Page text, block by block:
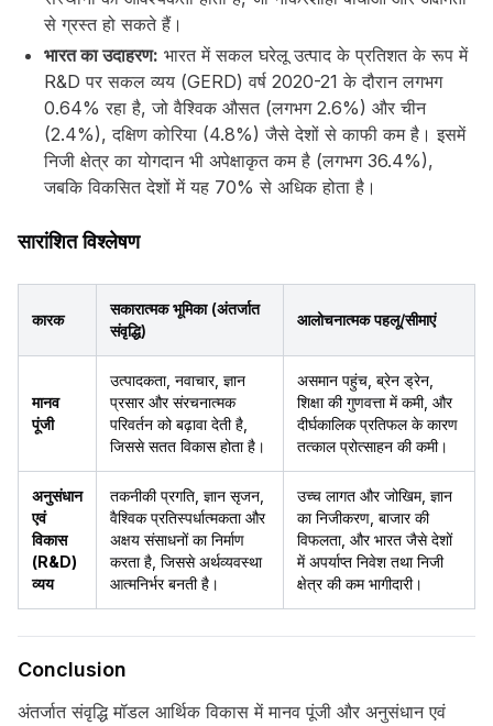
से ग्रस्त हो सकते हैं।
भारत का उदाहरण: भारत में सकल घरेलू उत्पाद के प्रतिशत के रूप में
R&D पर सकल व्यय (GERD) वर्ष 2020-21 के दौरान लगभग
0.64% रहा है, जो वैश्विक औसत (लगभग 2.6%) और चीन
(2.4%), दक्षिण कोरिया (4.8%) जैसे देशों से काफी कम है। इसमें
निजी क्षेत्र का योगदान भी अपेक्षाकृत कम है (लगभग 36.4%),
जबकि विकसित देशों में यह 70% से अधिक होता है।
सारांशित विश्लेषण
कारक
सकारात्मक भूमिका (अंतर्जात
संवृद्धि)
आलोचनात्मक पहलू/सीमाएं
मानव
पूंजी
उत्पादकता, नवाचार, ज्ञान
प्रसार और संरचनात्मक
परिवर्तन को बढ़ावा देती है,
जिससे सतत विकास होता है।
असमान पहुंच, ब्रेन ड्रेन,
शिक्षा की गुणवत्ता में कमी, और
दीर्घकालिक प्रतिफल के कारण
तत्काल प्रोत्साहन की कमी।
अनुसंधान
एवं
विकास
(R&D)
व्यय
तकनीकी प्रगति, ज्ञान सृजन,
वैश्विक प्रतिस्पर्धात्मकता और
अक्षय संसाधनों का निर्माण
करता है, जिससे अर्थव्यवस्था
आत्मनिर्भर बनती है।
उच्च लागत और जोखिम, ज्ञान
का निजीकरण, बाजार की
विफलता, और भारत जैसे देशों
में अपर्याप्त निवेश तथा निजी
क्षेत्र की कम भागीदारी।
Conclusion
अंतर्जात संवृद्धि मॉडल आर्थिक विकास में मानव पूंजी और अनुसंधान एवं